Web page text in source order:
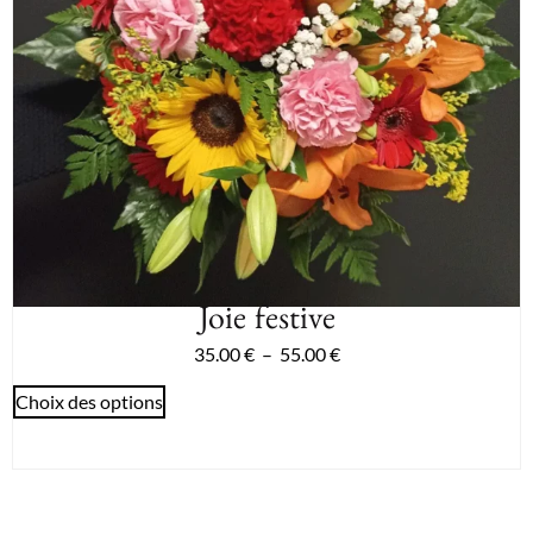
Joie festive
35.00€ – 55.00€
Choix des options